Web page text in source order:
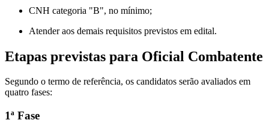
CNH categoria "B", no mínimo;
Atender aos demais requisitos previstos em edital.
Etapas previstas para Oficial Combatente
Segundo o termo de referência, os candidatos serão avaliados em
quatro fases:
1ª Fase